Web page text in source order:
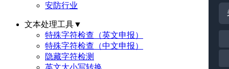
安防行业
文本处理工具▼
特殊字符检查（英文申报）
特殊字符检查（中文申报）
隐藏字符检测
英文大小写转换